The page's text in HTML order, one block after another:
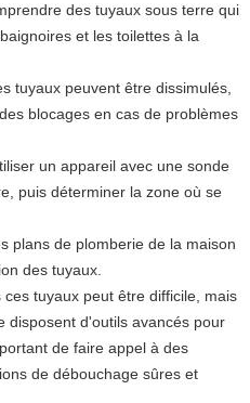
des tuyaux sous terre qui
et les toilettes à la
tuyaux peuvent être dissimulés,
blocages en cas de problèmes
un appareil avec une sonde
puis déterminer la zone où se
plans de plomberie de la maison
des tuyaux.
tuyaux peut être difficile, mais
disposent d'outils avancés pour
de faire appel à des
de débouchage sûres et